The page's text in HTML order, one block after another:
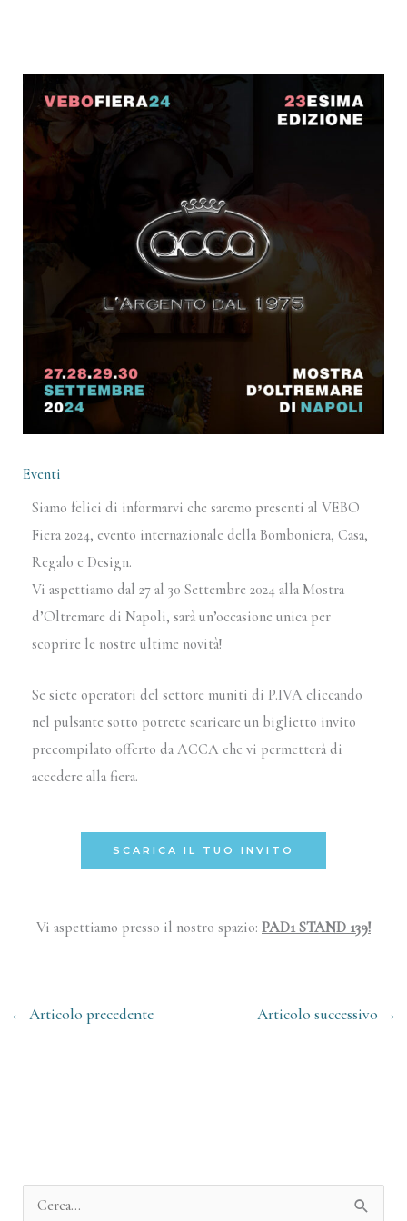
Eventi
Siamo felici di informarvi che saremo presenti al VEBO
Fiera 2024, evento internazionale della Bomboniera, Casa,
Regalo e Design.
Vi aspettiamo dal 27 al 30 Settembre 2024 alla Mostra
d’Oltremare di Napoli, sarà un’occasione unica per
scoprire le nostre ultime novità!
Se siete operatori del settore muniti di P.IVA cliccando
nel pulsante sotto potrete scaricare un biglietto invito
precompilato offerto da ACCA che vi permetterà di
accedere alla fiera.
SCARICA IL TUO INVITO
Vi aspettiamo presso il nostro spazio: PAD1 STAND 139!
← Articolo precedente Articolo successivo →